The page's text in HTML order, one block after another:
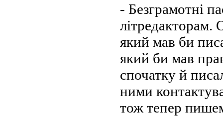
- Безграмотні
літредакторам.
який мав би
який би мав
спочатку й
ними
тож тепер